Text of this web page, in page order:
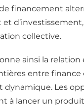
financement
collective.
ainsi la
entre
dynamique. Les
à lancer un